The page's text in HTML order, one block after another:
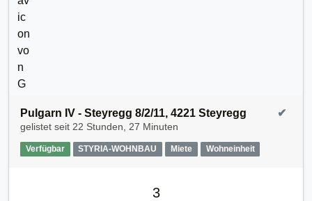
Pulgarn IV - Steyregg 8/2/11, 4221 Steyregg
gelistet seit 22 Stunden, 27 Minuten
Verfügbar STYRIA-WOHNBAU Miete Wohneinheit
✔
3